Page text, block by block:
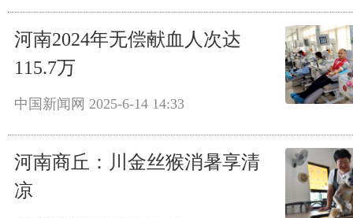
河南2024年无偿献血人次达
115.7万
中国新闻网 2025-6-14 14:33
河南商丘：川金丝猴消暑享清
凉